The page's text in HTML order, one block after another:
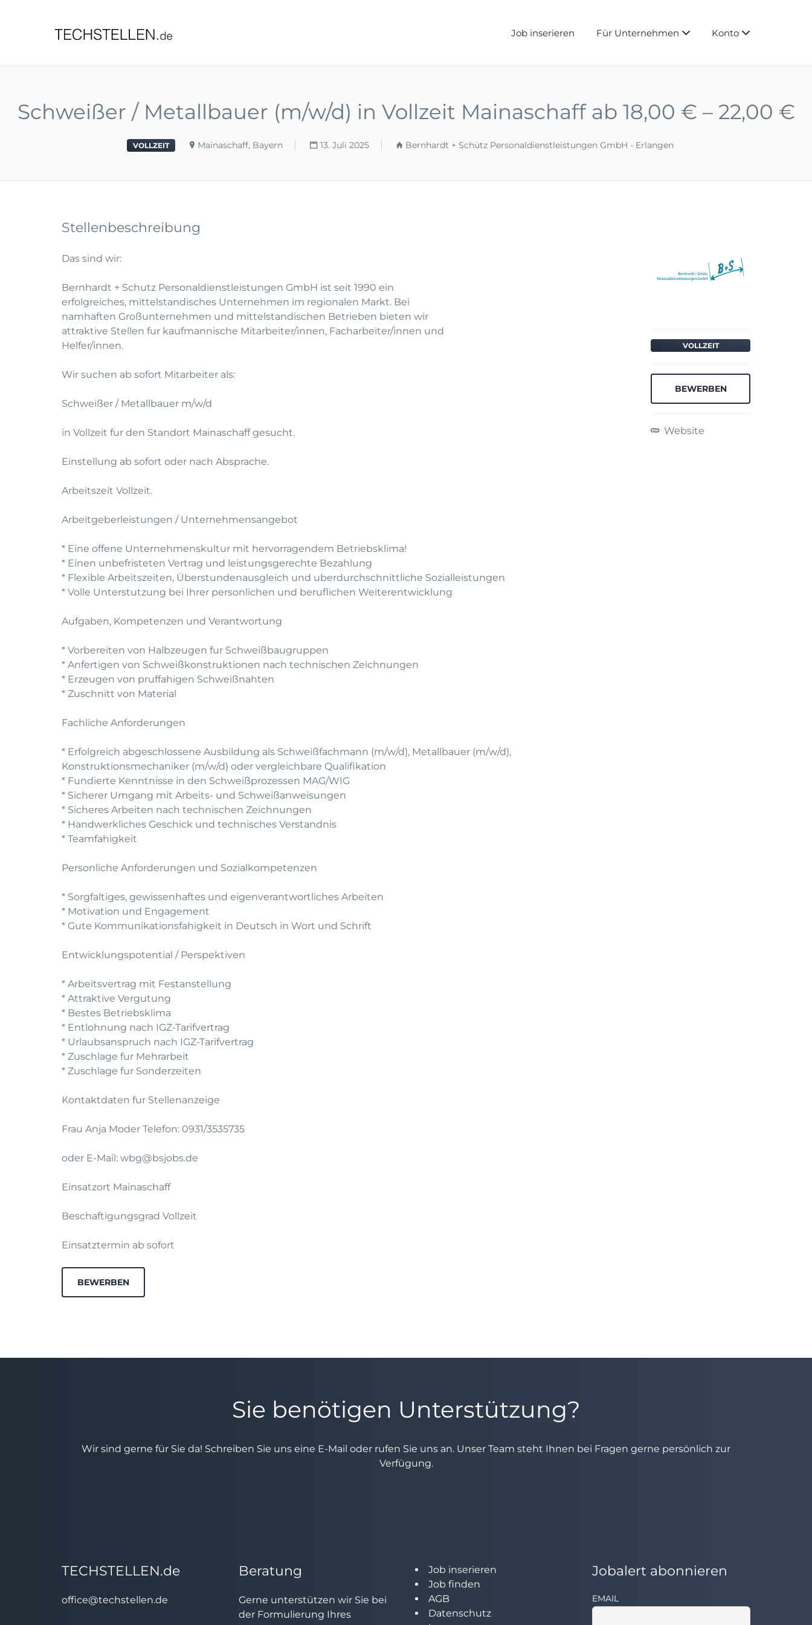
Job inserieren Für Unternehmen Konto
Schweißer / Metallbauer (m/w/d) in Vollzeit Mainaschaff ab 18,00 € – 22,00 €
VOLLZEIT Mainaschaff, Bayern 13. Juli 2025 Bernhardt + Schütz Personaldienstleistungen GmbH - Erlangen
Stellenbeschreibung
Das sind wir:
Bernhardt + Schutz Personaldienstleistungen GmbH ist seit 1990 ein
erfolgreiches, mittelstandisches Unternehmen im regionalen Markt. Bei
namhaften Großunternehmen und mittelstandischen Betrieben bieten wir
attraktive Stellen fur kaufmannische Mitarbeiter/innen, Facharbeiter/innen und
Helfer/innen.
Wir suchen ab sofort Mitarbeiter als:
Schweißer / Metallbauer m/w/d
in Vollzeit fur den Standort Mainaschaff gesucht.
Einstellung ab sofort oder nach Absprache.
Arbeitszeit Vollzeit.
Arbeitgeberleistungen / Unternehmensangebot
* Eine offene Unternehmenskultur mit hervorragendem Betriebsklima!
* Einen unbefristeten Vertrag und leistungsgerechte Bezahlung
* Flexible Arbeitszeiten, Überstundenausgleich und uberdurchschnittliche Sozialleistungen
* Volle Unterstutzung bei Ihrer personlichen und beruflichen Weiterentwicklung
Aufgaben, Kompetenzen und Verantwortung
* Vorbereiten von Halbzeugen fur Schweißbaugruppen
* Anfertigen von Schweißkonstruktionen nach technischen Zeichnungen
* Erzeugen von pruffahigen Schweißnahten
* Zuschnitt von Material
Fachliche Anforderungen
* Erfolgreich abgeschlossene Ausbildung als Schweißfachmann (m/w/d), Metallbauer (m/w/d),
Konstruktionsmechaniker (m/w/d) oder vergleichbare Qualifikation
* Fundierte Kenntnisse in den Schweißprozessen MAG/WIG
* Sicherer Umgang mit Arbeits- und Schweißanweisungen
* Sicheres Arbeiten nach technischen Zeichnungen
* Handwerkliches Geschick und technisches Verstandnis
* Teamfahigkeit
Personliche Anforderungen und Sozialkompetenzen
* Sorgfaltiges, gewissenhaftes und eigenverantwortliches Arbeiten
* Motivation und Engagement
* Gute Kommunikationsfahigkeit in Deutsch in Wort und Schrift
Entwicklungspotential / Perspektiven
* Arbeitsvertrag mit Festanstellung
* Attraktive Vergutung
* Bestes Betriebsklima
* Entlohnung nach IGZ-Tarifvertrag
* Urlaubsanspruch nach IGZ-Tarifvertrag
* Zuschlage fur Mehrarbeit
* Zuschlage fur Sonderzeiten
Kontaktdaten fur Stellenanzeige
Frau Anja Moder Telefon: 0931/3535735
oder E-Mail: wbg@bsjobs.de
Einsatzort Mainaschaff
Beschaftigungsgrad Vollzeit
Einsatztermin ab sofort
BEWERBEN
VOLLZEIT
BEWERBEN
Website
Sie benötigen Unterstützung?
Wir sind gerne für Sie da! Schreiben Sie uns eine E-Mail oder rufen Sie uns an. Unser Team steht Ihnen bei Fragen gerne persönlich zur
Verfügung.
TECHSTELLEN.de
office@techstellen.de
Beratung
Gerne unterstützen wir Sie bei
der Formulierung Ihres
Job inserieren
Job finden
AGB
Datenschutz
Jobalert abonnieren
EMAIL